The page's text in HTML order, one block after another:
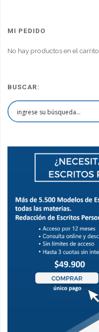
MI PEDIDO
No hay productos en el carrito.
BUSCAR: